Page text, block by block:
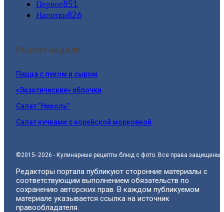
Первое851
Напитки826
Рецепт недели:
Пицца с луком и сыром
«Экзотические» яблочки
Салат “Николь”
Салат кучками с корейской морковкой
©2015- 2026 - Кулинарные рецепты блюд с фото. Все права защищены.
Редакторы портала публикуют сторонние материалы с
соответствующим выполнением обязательств по
сохранению авторских прав. В каждом публикуемом
материале указывается ссылка на источник
правообладателя.